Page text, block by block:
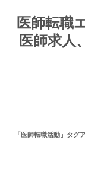
テ
ン
ツ
へ
医師転職
医師求人
「医師転職活動 」タグ